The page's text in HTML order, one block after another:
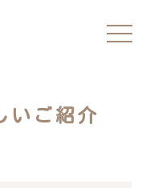
いご紹介